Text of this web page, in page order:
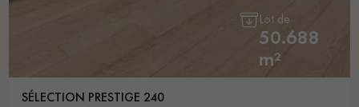
Lot de
50.688
m²
SÉLECTION PRESTIGE 240